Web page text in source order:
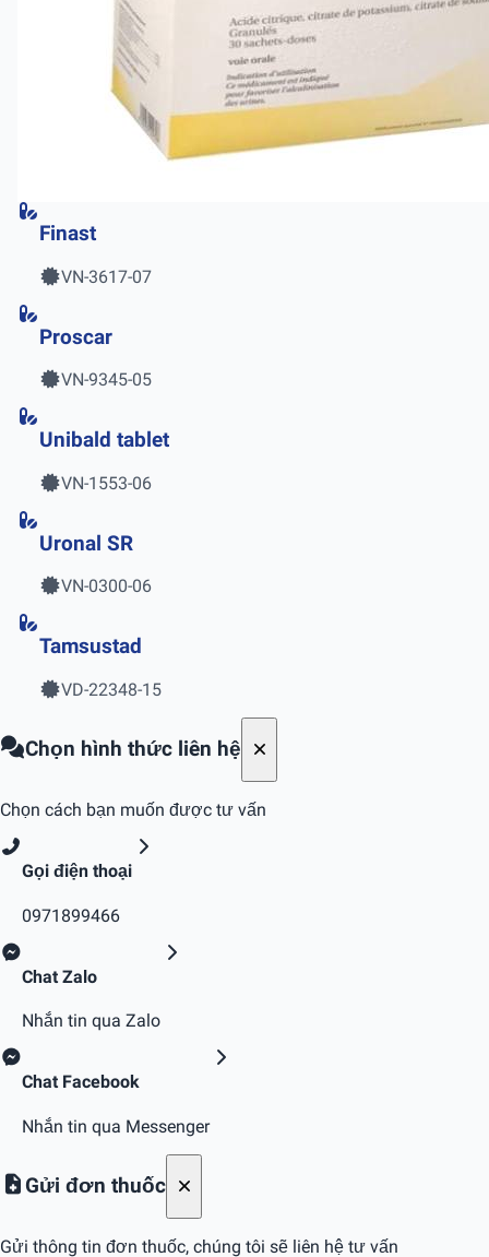
Finast
VN-3617-07
Proscar
VN-9345-05
Unibald tablet
VN-1553-06
Uronal SR
VN-0300-06
Tamsustad
VD-22348-15
Chọn hình thức liên hệ
Chọn cách bạn muốn được tư vấn
Gọi điện thoại
0971899466
Chat Zalo
Nhắn tin qua Zalo
Chat Facebook
Nhắn tin qua Messenger
Gửi đơn thuốc
Gửi thông tin đơn thuốc, chúng tôi sẽ liên hệ tư vấn